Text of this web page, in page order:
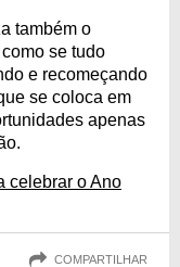
também o
se tudo
e recomeçando
se coloca em
apenas
celebrar o Ano
COMPARTILHAR